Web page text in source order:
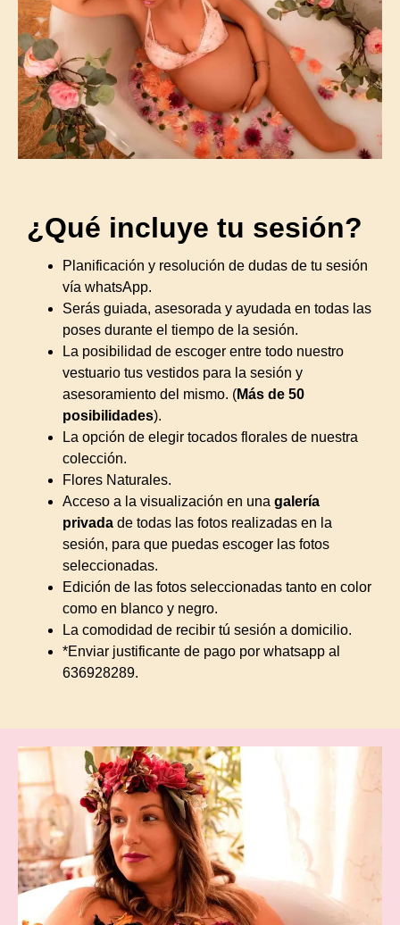
¿Qué incluye tu sesión?
Planificación y resolución de dudas de tu sesión
vía whatsApp.
Serás guiada, asesorada y ayudada en todas las
poses durante el tiempo de la sesión.
La posibilidad de escoger entre todo nuestro
vestuario tus vestidos para la sesión y
asesoramiento del mismo. (Más de 50
posibilidades).
La opción de elegir tocados florales de nuestra
colección.
Flores Naturales.
Acceso a la visualización en una galería
privada de todas las fotos realizadas en la
sesión, para que puedas escoger las fotos
seleccionadas.
Edición de las fotos seleccionadas tanto en color
como en blanco y negro.
La comodidad de recibir tú sesión a domicilio.
*Enviar justificante de pago por whatsapp al
636928289.